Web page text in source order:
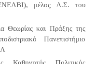
μέλος Δ.Σ. του
Θεωρίας και Πράξης της
Πανεπιστήμιο